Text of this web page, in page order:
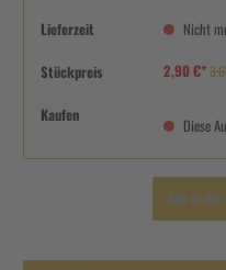
Lieferzeit Nicht
Stückpreis 2,90 €*
Kaufen
Diese
Alle in